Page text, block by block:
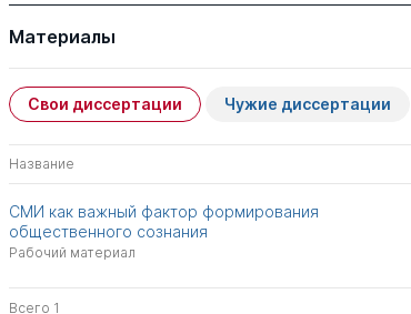
Материалы
Свои диссертации Чужие диссертации
Название
СМИ как важный фактор формирования
общественного сознания
Рабочий материал
Всего 1